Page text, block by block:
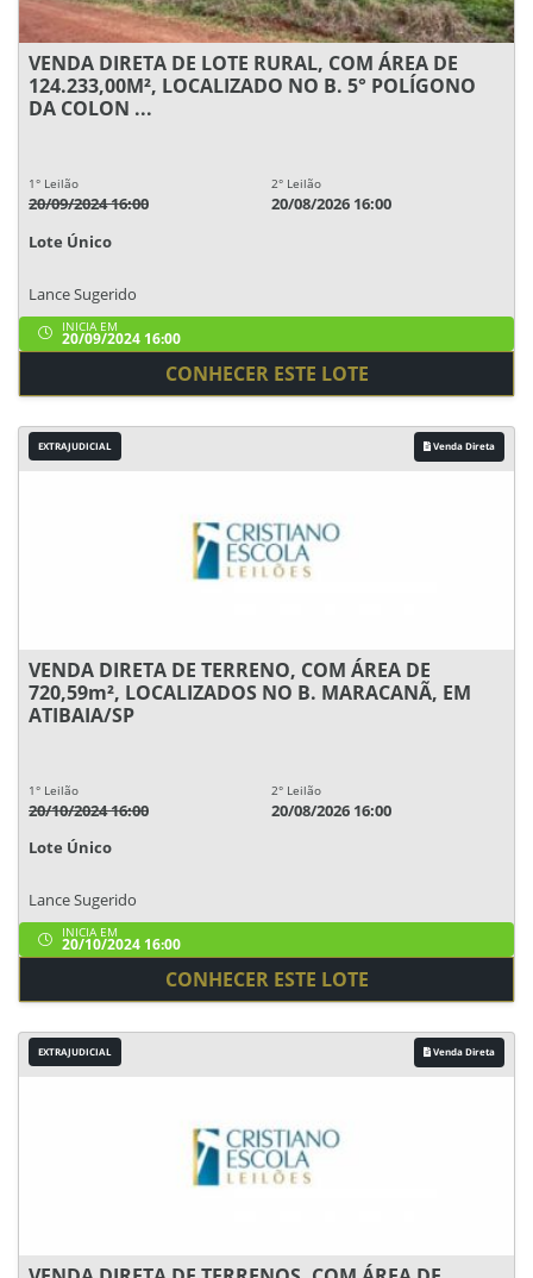
VENDA DIRETA DE LOTE RURAL, COM ÁREA DE
124.233,00M², LOCALIZADO NO B. 5° POLÍGONO
DA COLON ...
1° Leilão
20/09/2024 16:00
2° Leilão
20/08/2026 16:00
Lote Único
Lance Sugerido
INICIA EM
20/09/2024 16:00
CONHECER ESTE LOTE
EXTRAJUDICIAL Venda Direta
VENDA DIRETA DE TERRENO, COM ÁREA DE
720,59m², LOCALIZADOS NO B. MARACANÃ, EM
ATIBAIA/SP
1° Leilão
20/10/2024 16:00
2° Leilão
20/08/2026 16:00
Lote Único
Lance Sugerido
INICIA EM
20/10/2024 16:00
CONHECER ESTE LOTE
EXTRAJUDICIAL Venda Direta